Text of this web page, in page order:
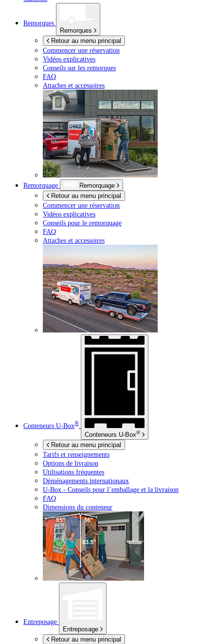
Remorques
Remorques
Retour au menu principal
Commencer une réservation
Vidéos explicatives
Conseils sur les remorques
FAQ
Attaches et accessoires
Remorquage
Remorquage
Retour au menu principal
Commencer une réservation
Vidéos explicatives
Conseils pour le remorquage
FAQ
Attaches et accessoires
Conteneurs U-Box®
Conteneurs U-Box®
Retour au menu principal
Tarifs et renseignements
Options de livraison
Utilisations fréquentes
Déménagements internationaux
U-Box - Conseils pour l’emballage et la livraison
FAQ
Dimensions du conteneur
Entreposage
Entreposage
Retour au menu principal